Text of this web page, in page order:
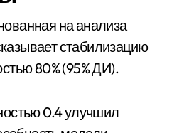
на анализа
стабилизацию
80% (95% ДИ).
0.4 улучшил